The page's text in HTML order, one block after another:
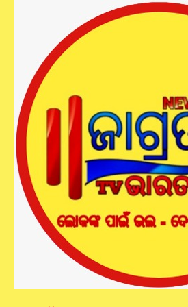
ଖଣି ମାଫିଆ ମାନଙ୍କୁ
ଅବାଧରେ ଲୁଟୁଛନ୍ତି
- July 12,
ଖଣି ମାଫିଆ ମାନଙ୍କୁ କାହାର ସମର୍ଥନ,
କେନ୍ଦୁଝର ଜିଲ୍ଲା ଯୋଡା ଖଣି ମଣ୍ଡଳ ତଥା
ନୟାଗଡ଼ ସ୍ଥିତ ଶିବ ମନ୍ଦିର ସମ୍ମୁଖରେ
ଚୋରା ଚାଲାଣ କରୁଥିବା ଏକ ଟ୍ରେଲର ସହିତ
ପୋଲିସକୁ ଜିମା ଦେଇଛନ୍ତି । ସୂଚନା